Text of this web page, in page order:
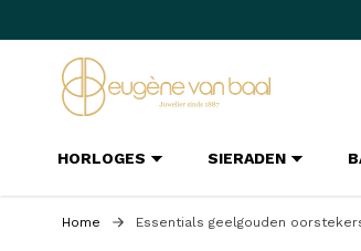
HORLOGES SIERADEN
Home Essentials geelgouden